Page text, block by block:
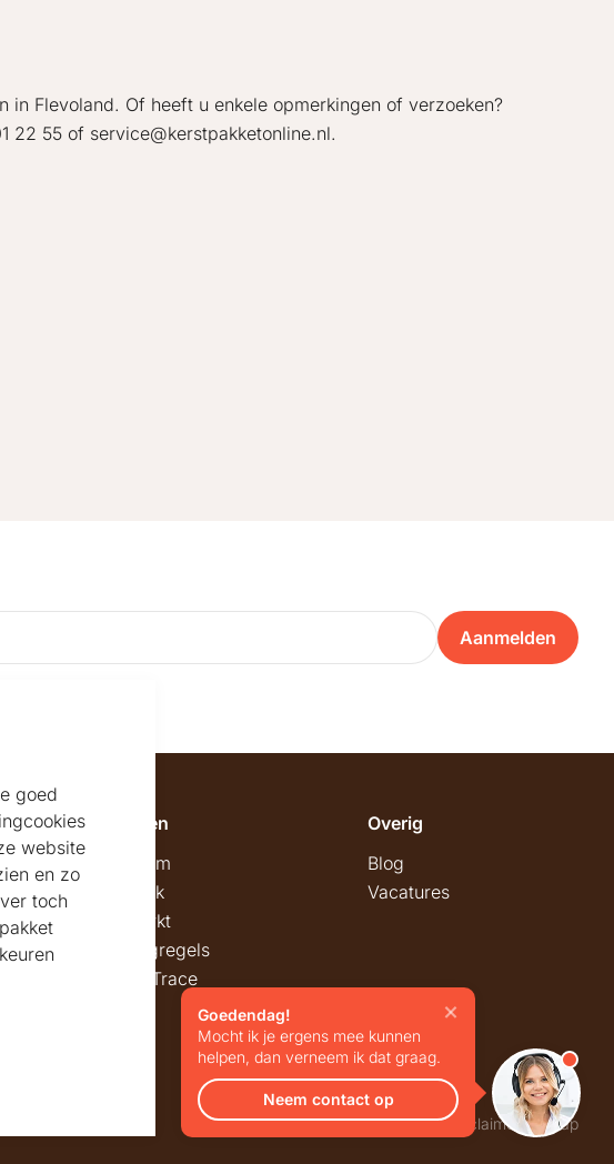
Flevoland. Of heeft u enkele opmerkingen of verzoeken?
22 55 of service@kerstpakketonline.nl.
Aanmelden
Algemeen
Showroom
Maatwerk
Kerstmarkt
Belastingregels
Track & Trace
Overig
Blog
Vacatures
PrivacyAlgemene voorwaardenDisclaimerSitemap
Goedendag!
Mocht ik je ergens mee kunnen
helpen, dan verneem ik dat graag.
Neem contact op
goed
website
en zo
toch